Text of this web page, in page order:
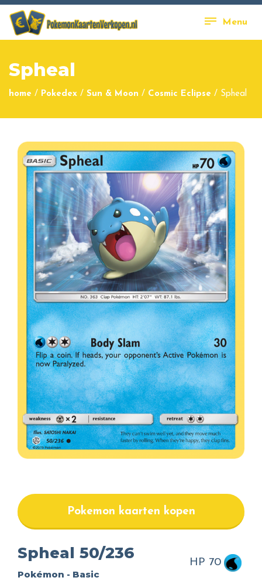
Menu
Spheal
home / Pokedex / Sun & Moon / Cosmic Eclipse / Spheal
Pokemon kaarten kopen
Spheal 50/236
Pokémon - Basic
HP 70